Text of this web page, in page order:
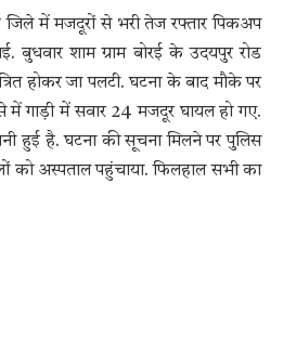
जिले में मजदूरों से भरी तेज रफ्तार पिकअप
बुधवार शाम ग्राम बोरई के उदयपुर रोड
होकर जा पलटी. घटना के बाद मौके पर
गाड़ी में सवार 24 मजदूर घायल हो गए.
हुई है. घटना की सूचना मिलने पर पुलिस
को अस्पताल पहुंचाया. फिलहाल सभी का